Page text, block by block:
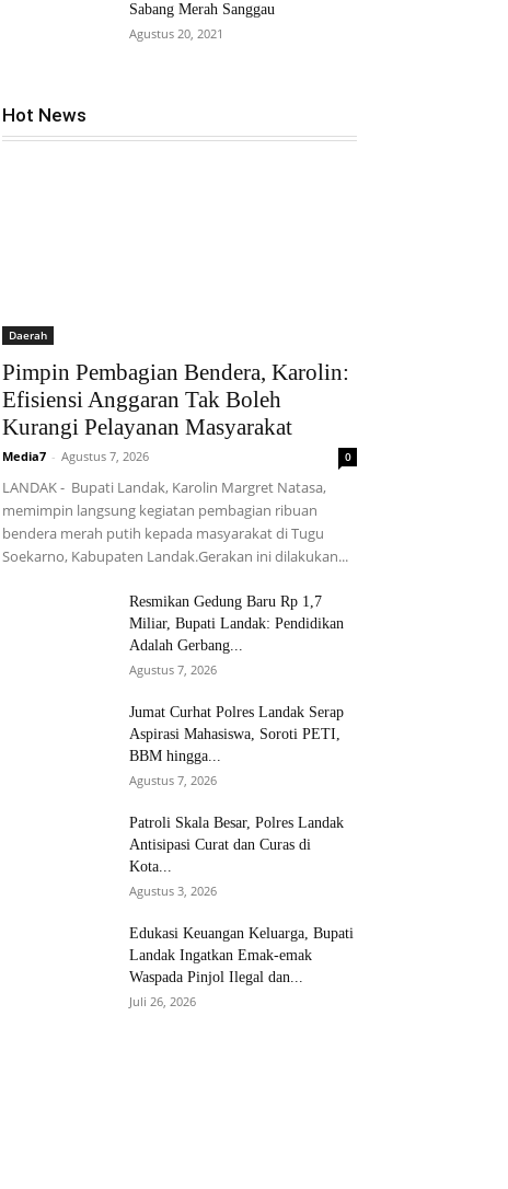
Sabang Merah Sanggau
Agustus 20, 2021
Hot News
Daerah
Pimpin Pembagian Bendera, Karolin:
Efisiensi Anggaran Tak Boleh
Kurangi Pelayanan Masyarakat
Media7 - Agustus 7, 2026 0
LANDAK - Bupati Landak, Karolin Margret Natasa,
memimpin langsung kegiatan pembagian ribuan
bendera merah putih kepada masyarakat di Tugu
Soekarno, Kabupaten Landak.Gerakan ini dilakukan...
Resmikan Gedung Baru Rp 1,7
Miliar, Bupati Landak: Pendidikan
Adalah Gerbang...
Agustus 7, 2026
Jumat Curhat Polres Landak Serap
Aspirasi Mahasiswa, Soroti PETI,
BBM hingga...
Agustus 7, 2026
Patroli Skala Besar, Polres Landak
Antisipasi Curat dan Curas di
Kota...
Agustus 3, 2026
Edukasi Keuangan Keluarga, Bupati
Landak Ingatkan Emak-emak
Waspada Pinjol Ilegal dan...
Juli 26, 2026